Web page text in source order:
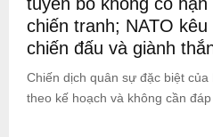
chiến tranh; NATO
chiến đấu và giành
Chiến dịch quân sự đặc biệt
theo kế hoạch và không cần